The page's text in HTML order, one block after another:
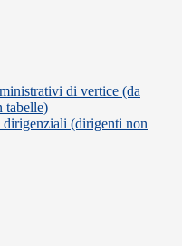
di vertice (da
tabelle)
(dirigenti non